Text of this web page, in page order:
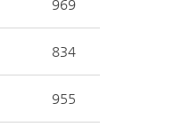
969
834
955